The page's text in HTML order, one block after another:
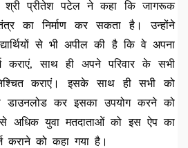
श्री प्रीतेश पटेल ने कहा कि जागरूक
का निर्माण कर सकता है। उन्होंने
से भी अपील की है कि वे अपना
कराएं, साथ ही अपने परिवार के सभी
कराएं। इसके साथ ही सभी को
डाउनलोड कर इसका उपयोग करने को
अधिक युवा मतदाताओं को इस ऐप का
कराने को कहा गया है।